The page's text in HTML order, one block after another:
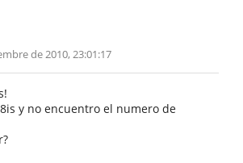
de 2010, 23:01:17
y no encuentro el numero de